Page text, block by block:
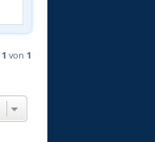
1 von 1